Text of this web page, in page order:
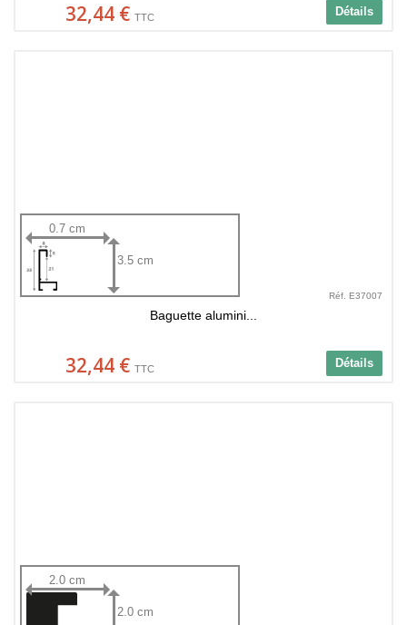
Détails
32,44 € TTC
0.7 cm
3.5 cm
Réf. E37007
Baguette alumini...
Détails
32,44 € TTC
2.0 cm
2.0 cm